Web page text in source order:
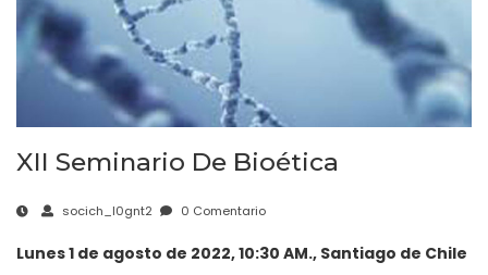
XII Seminario De Bioética
socich_l0gnt2 0 Comentario
Lunes 1 de agosto de 2022, 10:30 AM., Santiago de Chile